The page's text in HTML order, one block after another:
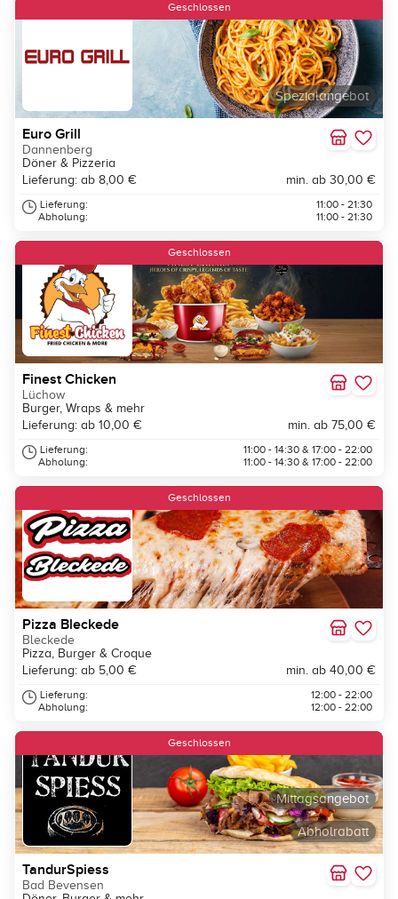
Spezialangebot
Geschlossen
Euro Grill
Dannenberg
Döner & Pizzeria
Lieferung: ab 8,00 €
min. ab 30,00 €
Lieferung:
Abholung:
11:00 - 21:30
11:00 - 21:30
Geschlossen
Finest Chicken
Lüchow
Burger, Wraps & mehr
Lieferung: ab 10,00 €
min. ab 75,00 €
Lieferung:
Abholung:
11:00 - 14:30 & 17:00 - 22:00
11:00 - 14:30 & 17:00 - 22:00
Geschlossen
Pizza Bleckede
Bleckede
Pizza, Burger & Croque
Lieferung: ab 5,00 €
min. ab 40,00 €
Lieferung:
Abholung:
12:00 - 22:00
12:00 - 22:00
Abholrabatt
Mittagsangebot
Geschlossen
TandurSpiess
Bad Bevensen